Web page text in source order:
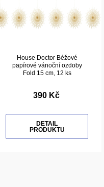
House Doctor Béžové
papírové vánoční ozdoby
Fold 15 cm, 12 ks
390 Kč
DETAIL
PRODUKTU